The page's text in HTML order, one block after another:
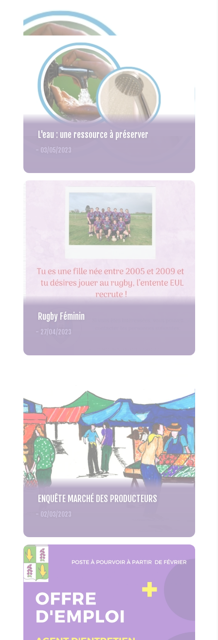
L'eau : une ressource à préserver
- 03/05/2023
Rugby Féminin
- 27/04/2023
ENQUÊTE MARCHÉ DES PRODUCTEURS
- 02/03/2023